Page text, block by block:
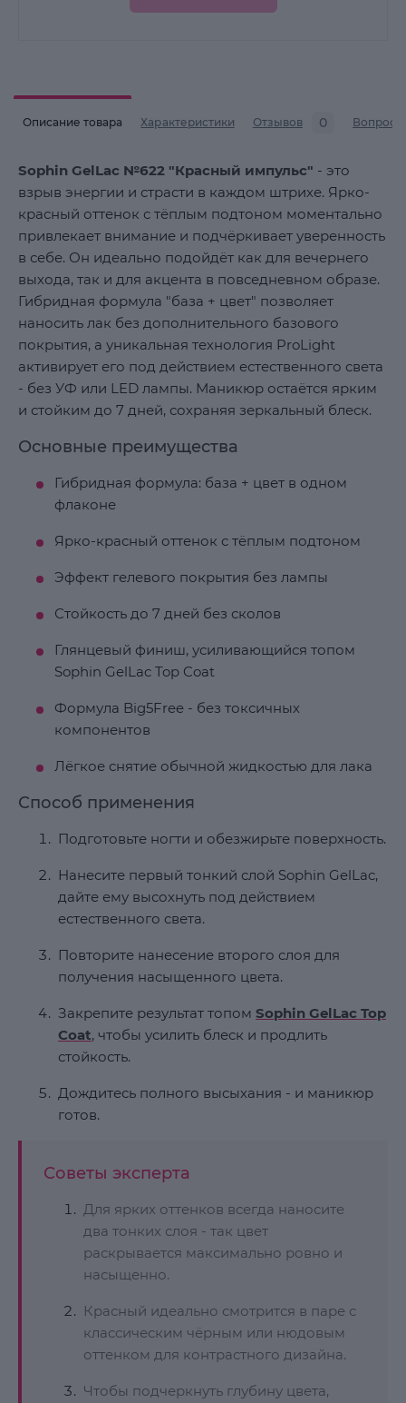
Описание товара Характеристики Отзывов 0 Вопросы
Sophin GelLac №622 "Красный импульс" - это
взрыв энергии и страсти в каждом штрихе. Ярко-
красный оттенок с тёплым подтоном моментально
привлекает внимание и подчёркивает уверенность
в себе. Он идеально подойдёт как для вечернего
выхода, так и для акцента в повседневном образе.
Гибридная формула "база + цвет" позволяет
наносить лак без дополнительного базового
покрытия, а уникальная технология ProLight
активирует его под действием естественного света
- без УФ или LED лампы. Маникюр остаётся ярким
и стойким до 7 дней, сохраняя зеркальный блеск.
Основные преимущества
Гибридная формула: база + цвет в одном
флаконе
Ярко-красный оттенок с тёплым подтоном
Эффект гелевого покрытия без лампы
Стойкость до 7 дней без сколов
Глянцевый финиш, усиливающийся топом
Sophin GelLac Top Coat
Формула Big5Free - без токсичных
компонентов
Лёгкое снятие обычной жидкостью для лака
Способ применения
Подготовьте ногти и обезжирьте поверхность.
Нанесите первый тонкий слой Sophin GelLac,
дайте ему высохнуть под действием
естественного света.
Повторите нанесение второго слоя для
получения насыщенного цвета.
Закрепите результат топом Sophin GelLac Top
Coat, чтобы усилить блеск и продлить
стойкость.
Дождитесь полного высыхания - и маникюр
готов.
Советы эксперта
Для ярких оттенков всегда наносите
два тонких слоя - так цвет
раскрывается максимально ровно и
насыщенно.
Красный идеально смотрится в паре с
классическим чёрным или нюдовым
оттенком для контрастного дизайна.
Чтобы подчеркнуть глубину цвета,